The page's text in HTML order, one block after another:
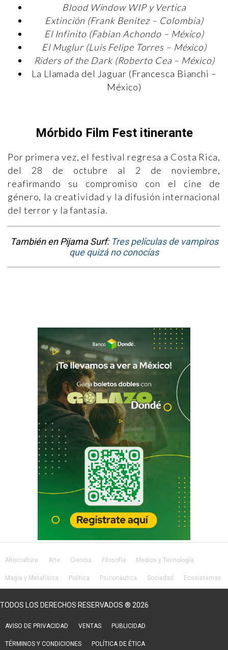
Blood Window WIP y Vertica
Extinción (Frank Benitez – Colombia)
El Infinito (Fabian Achondo – México)
El Muglur (Luis Felipe Torres – México)
Riders of the Dark (Roberto Cea – México)
La Llamada del Jaguar (Francesca Bianchi –
México)
Mórbido Film Fest itinerante
Por primera vez, el festival regresa a Costa Rica,
del 28 de octubre al 2 de noviembre,
reafirmando su compromiso con el cine de
género, la creatividad y la difusión internacional
del terror y la fantasía.
También en Pijama Surf: Tres películas de vampiros
que quizá no conocías
Altercultura Arte Ciencia Filosofía Medios y Tecnología
Magia y Metafísica Política Psiconáutica Sociedad Ecosistemas
TODOS LOS DERECHOS RESERVADOS ® 2026
AVISO DE PRIVACIDAD VENTAS PUBLICIDAD
TÉRMINOS Y CONDICIONES POLÍTICA DE ÉTICA